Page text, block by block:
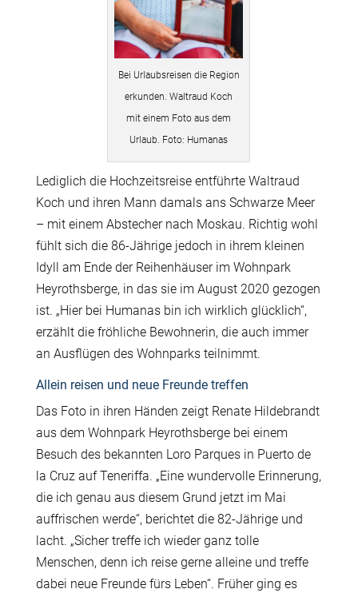
Bei Urlaubsreisen die Region
erkunden. Waltraud Koch
mit einem Foto aus dem
Urlaub. Foto: Humanas
Lediglich die Hochzeitsreise entführte Waltraud
Koch und ihren Mann damals ans Schwarze Meer
– mit einem Abstecher nach Moskau. Richtig wohl
fühlt sich die 86-Jährige jedoch in ihrem kleinen
Idyll am Ende der Reihenhäuser im Wohnpark
Heyrothsberge, in das sie im August 2020 gezogen
ist. „Hier bei Humanas bin ich wirklich glücklich“,
erzählt die fröhliche Bewohnerin, die auch immer
an Ausflügen des Wohnparks teilnimmt.
Allein reisen und neue Freunde treffen
Das Foto in ihren Händen zeigt Renate Hildebrandt
aus dem Wohnpark Heyrothsberge bei einem
Besuch des bekannten Loro Parques in Puerto de
la Cruz auf Teneriffa. „Eine wundervolle Erinnerung,
die ich genau aus diesem Grund jetzt im Mai
auffrischen werde“, berichtet die 82-Jährige und
lacht. „Sicher treffe ich wieder ganz tolle
Menschen, denn ich reise gerne alleine und treffe
dabei neue Freunde fürs Leben“. Früher ging es